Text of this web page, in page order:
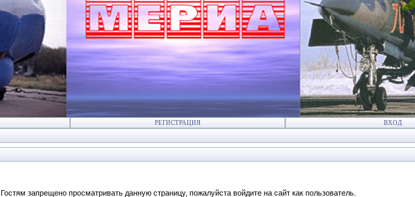
РЕГИСТРАЦИЯ ВХОД
Гостям запрещено просматривать данную страницу, пожалуйста войдите на сайт как пользователь.